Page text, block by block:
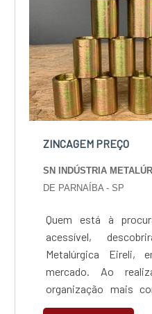
ZINCAGEM PREÇO
SN INDÚSTRIA
DE PARNAÍBA - SP
Quem está à
acessível,
Metalúrgica Eireli,
mercado. Ao
organização mais
cliente contará com